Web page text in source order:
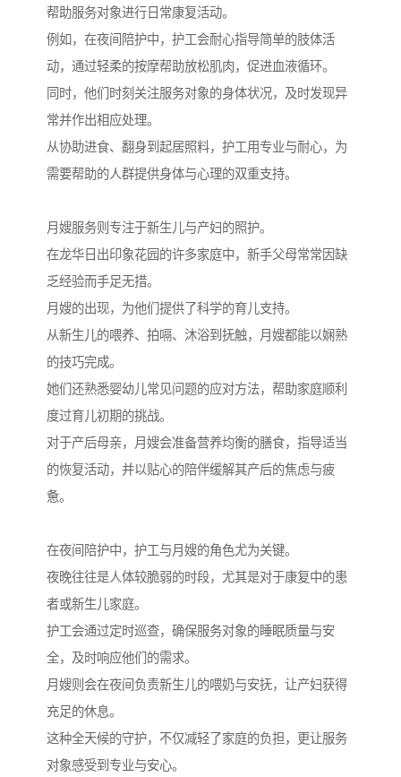
帮助服务对象进行日常康复活动。
例如，在夜间陪护中，护工会耐心指导简单的肢体活
动，通过轻柔的按摩帮助放松肌肉，促进血液循环。
同时，他们时刻关注服务对象的身体状况，及时发现异
常并作出相应处理。
从协助进食、翻身到起居照料，护工用专业与耐心，为
需要帮助的人群提供身体与心理的双重支持。
月嫂服务则专注于新生儿与产妇的照护。
在龙华日出印象花园的许多家庭中，新手父母常常因缺
乏经验而手足无措。
月嫂的出现，为他们提供了科学的育儿支持。
从新生儿的喂养、拍嗝、沐浴到抚触，月嫂都能以娴熟
的技巧完成。
她们还熟悉婴幼儿常见问题的应对方法，帮助家庭顺利
度过育儿初期的挑战。
对于产后母亲，月嫂会准备营养均衡的膳食，指导适当
的恢复活动，并以贴心的陪伴缓解其产后的焦虑与疲
惫。
在夜间陪护中，护工与月嫂的角色尤为关键。
夜晚往往是人体较脆弱的时段，尤其是对于康复中的患
者或新生儿家庭。
护工会通过定时巡查，确保服务对象的睡眠质量与安
全，及时响应他们的需求。
月嫂则会在夜间负责新生儿的喂奶与安抚，让产妇获得
充足的休息。
这种全天候的守护，不仅减轻了家庭的负担，更让服务
对象感受到专业与安心。